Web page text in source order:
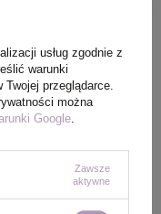
usług zgodnie z
warunki
przeglądarce.
można
Google.
Zawsze
aktywne